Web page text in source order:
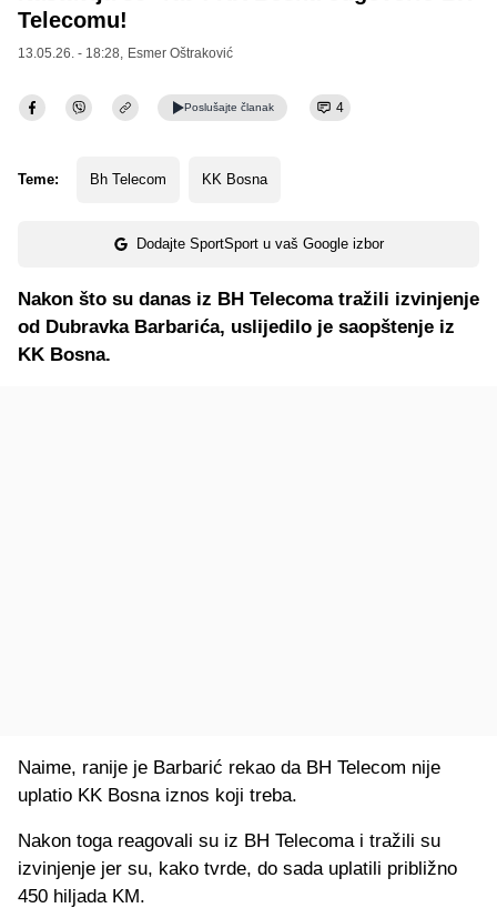
Telecomu!
13.05.26. - 18:28, Esmer Oštraković
Poslušajte članak 4
Teme: Bh Telecom KK Bosna
Dodajte SportSport u vaš Google izbor
Nakon što su danas iz BH Telecoma tražili izvinjenje
od Dubravka Barbarića, uslijedilo je saopštenje iz
KK Bosna.
Naime, ranije je Barbarić rekao da BH Telecom nije
uplatio KK Bosna iznos koji treba.
Nakon toga reagovali su iz BH Telecoma i tražili su
izvinjenje jer su, kako tvrde, do sada uplatili približno
450 hiljada KM.